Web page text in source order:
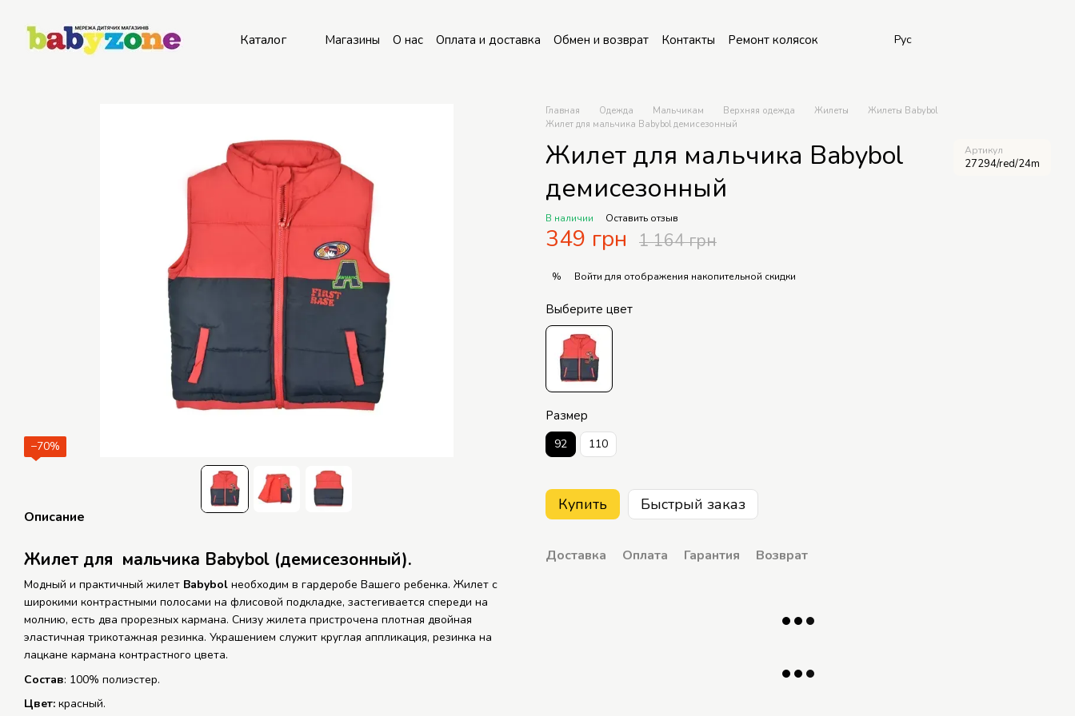
Каталог Магазины О нас Оплата и доставка Обмен и возврат Контакты Ремонт колясок Рус
−70%
Описание
Жилет для мальчика Babybol (демисезонный).
Модный и практичный жилет Babybol необходим в гардеробе Вашего ребенка. Жилет с
широкими контрастными полосами на флисовой подкладке, застегивается спереди на
молнию, есть два прорезных кармана. Снизу жилета пристрочена плотная двойная
эластичная трикотажная резинка. Украшением служит круглая аппликация, резинка на
лацкане кармана контрастного цвета.
Состав: 100% полиэстер.
Цвет: красный.
Главная Одежда Мальчикам Верхняя одежда Жилеты
Жилеты Babybol
Жилет для мальчика Babybol демисезонный
Жилет для мальчика Babybol
демисезонный
Артикул
27294/red/24m
В наличии Оставить отзыв
349 грн 1 164 грн
% Войти для отображения накопительной скидки
Выберите цвет
Размер
92 110
Купить Быстрый заказ
Доставка Оплата Гарантия Возврат